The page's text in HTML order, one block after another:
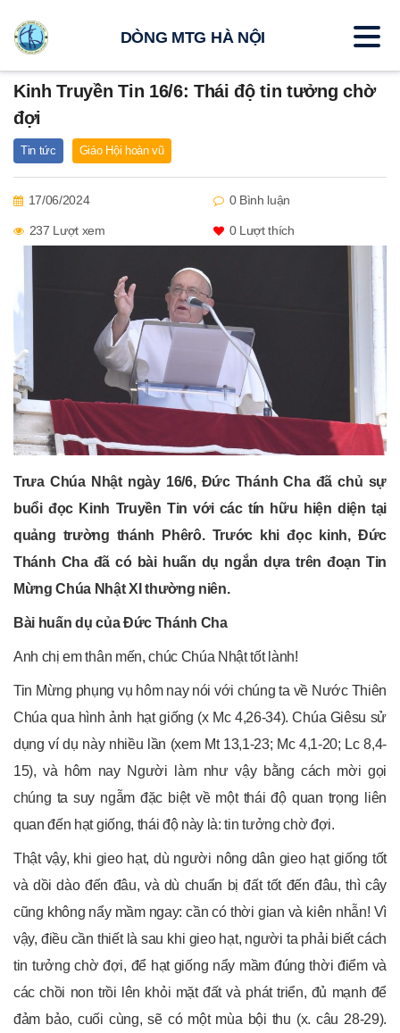
Kinh Truyền Tin 16/6: Thái độ tin tưởng chờ
đợi
Tin tức Giáo Hội hoàn vũ
17/06/2024 0 Bình luận
237 Lượt xem 0Lượt thích
Trưa Chúa Nhật ngày 16/6, Đức Thánh Cha đã chủ sự
buổi đọc Kinh Truyền Tin với các tín hữu hiện diện tại
quảng trường thánh Phêrô. Trước khi đọc kinh, Đức
Thánh Cha đã có bài huấn dụ ngắn dựa trên đoạn Tin
Mừng Chúa Nhật XI thường niên.
Bài huấn dụ của Đức Thánh Cha
Anh chị em thân mến, chúc Chúa Nhật tốt lành!
Tin Mừng phụng vụ hôm nay nói với chúng ta về Nước Thiên
Chúa qua hình ảnh hạt giống (x Mc 4,26-34). Chúa Giêsu sử
dụng ví dụ này nhiều lần (xem Mt 13,1-23; Mc 4,1-20; Lc 8,4-
15), và hôm nay Người làm như vậy bằng cách mời gọi
chúng ta suy ngẫm đặc biệt về một thái độ quan trọng liên
quan đến hạt giống, thái độ này là: tin tưởng chờ đợi.
Thật vậy, khi gieo hạt, dù người nông dân gieo hạt giống tốt
và dồi dào đến đâu, và dù chuẩn bị đất tốt đến đâu, thì cây
cũng không nẩy mầm ngay: cần có thời gian và kiên nhẫn! Vì
vậy, điều cần thiết là sau khi gieo hạt, người ta phải biết cách
tin tưởng chờ đợi, để hạt giống nẩy mầm đúng thời điểm và
các chồi non trồi lên khỏi mặt đất và phát triển, đủ mạnh để
đảm bảo, cuối cùng, sẽ có một mùa bội thu (x. câu 28-29).
DÒNG MTG HÀ NỘI